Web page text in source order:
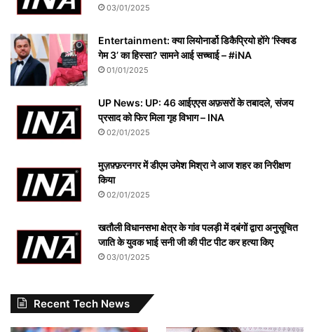
03/01/2025
Entertainment: क्या लियोनार्डो डिकैप्रियो होंगे ‘स्क्विड
गेम 3’ का हिस्सा? सामने आई सच्चाई – #iNA
01/01/2025
UP News: UP: 46 आईएएस अफ़सरों के तबादले, संजय
प्रसाद को फिर मिला गृह विभाग – INA
02/01/2025
मुज़फ़्फ़रनगर में डीएम उमेश मिश्रा ने आज शहर का निरीक्षण
किया
02/01/2025
खतौली विधानसभा क्षेत्र के गांव पलड़ी में दबंगों द्वारा अनुसूचित
जाति के युवक भाई सनी जी की पीट पीट कर हत्या किए
03/01/2025
Recent Tech News